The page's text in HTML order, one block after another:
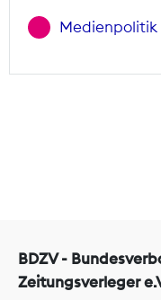
Medienpolitik
BDZV -
Zeitungsverleger